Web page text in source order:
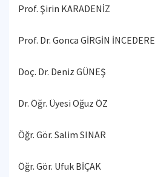
Prof. Şirin KARADENİZ
Prof. Dr. Gonca GİRGİN İNCEDERE
Doç. Dr. Deniz GÜNEŞ
Dr. Öğr. Üyesi Oğuz ÖZ
Öğr. Gör. Salim SINAR
Öğr. Gör. Ufuk BİÇAK